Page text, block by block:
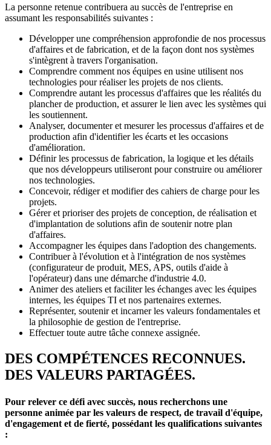
La personne retenue contribuera au succès de l'entreprise en
assumant les responsabilités suivantes :
Développer une compréhension approfondie de nos processus
d'affaires et de fabrication, et de la façon dont nos systèmes
s'intègrent à travers l'organisation.
Comprendre comment nos équipes en usine utilisent nos
technologies pour réaliser les projets de nos clients.
Comprendre autant les processus d'affaires que les réalités du
plancher de production, et assurer le lien avec les systèmes qui
les soutiennent.
Analyser, documenter et mesurer les processus d'affaires et de
production afin d'identifier les écarts et les occasions
d'amélioration.
Définir les processus de fabrication, la logique et les détails
que nos développeurs utiliseront pour construire ou améliorer
nos technologies.
Concevoir, rédiger et modifier des cahiers de charge pour les
projets.
Gérer et prioriser des projets de conception, de réalisation et
d'implantation de solutions afin de soutenir notre plan
d'affaires.
Accompagner les équipes dans l'adoption des changements.
Contribuer à l'évolution et à l'intégration de nos systèmes
(configurateur de produit, MES, APS, outils d'aide à
l'opérateur) dans une démarche d'industrie 4.0.
Animer des ateliers et faciliter les échanges avec les équipes
internes, les équipes TI et nos partenaires externes.
Représenter, soutenir et incarner les valeurs fondamentales et
la philosophie de gestion de l'entreprise.
Effectuer toute autre tâche connexe assignée.
DES COMPÉTENCES RECONNUES.
DES VALEURS PARTAGÉES.
Pour relever ce défi avec succès, nous recherchons une
personne animée par les valeurs de respect, de travail d'équipe,
d'engagement et de fierté, possédant les qualifications suivantes
: